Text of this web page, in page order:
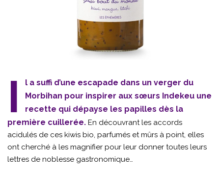
I
l a suffi d’une escapade dans un verger du
Morbihan pour inspirer aux sœurs Indekeu une
recette qui dépayse les papilles dès la
première cuillerée. En découvrant les accords
acidulés de ces kiwis bio, parfumés et mûrs à point, elles
ont cherché à les magnifier pour leur donner toutes leurs
lettres de noblesse gastronomique…